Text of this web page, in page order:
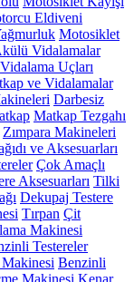
Eldiveni
Motosiklet
Vidalamalar
Vidalama Uçları
ve Vidalamalar
Darbesiz
Matkap Tezgahı
Zımpara Makineleri
ve Aksesuarları
Çok Amaçlı
Aksesuarları Tilki
Dekupaj Testere
Tırpan Çit
Makinesi
Testereler
Benzinli
Makinesi Kenar